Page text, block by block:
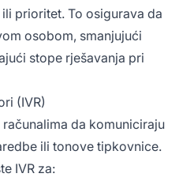
prioritet. To osigurava da
osobom, smanjujući
stope rješavanja pri
(IVR)
da komuniciraju
ili tonove tipkovnice.
IVR za: